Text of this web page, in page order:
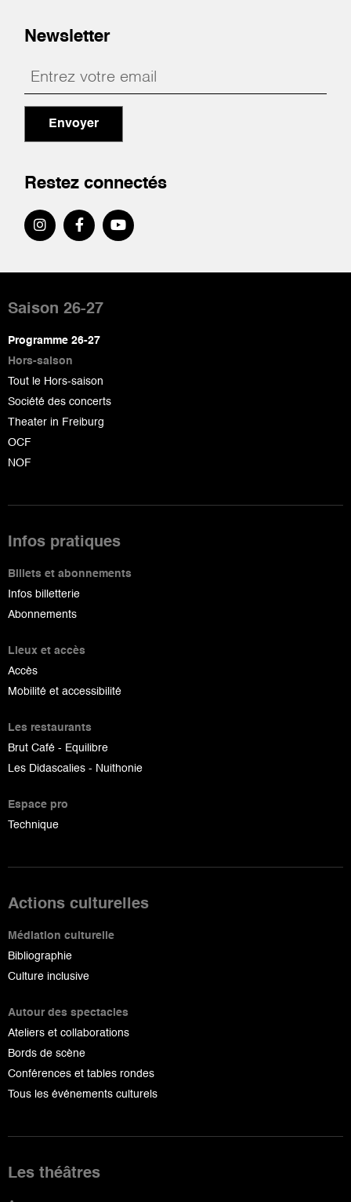
Newsletter
Envoyer
Restez connectés
de
page
Saison 26-27
Programme 26-27
Hors-saison
Tout le Hors-saison
Société des concerts
Theater in Freiburg
OCF
NOF
Infos pratiques
Billets et abonnements
Infos billetterie
Abonnements
Lieux et accès
Accès
Mobilité et accessibilité
Les restaurants
Brut Café - Equilibre
Les Didascalies - Nuithonie
Espace pro
Technique
Actions culturelles
Médiation culturelle
Bibliographie
Culture inclusive
Autour des spectacles
Ateliers et collaborations
Bords de scène
Conférences et tables rondes
Tous les événements culturels
Les théâtres